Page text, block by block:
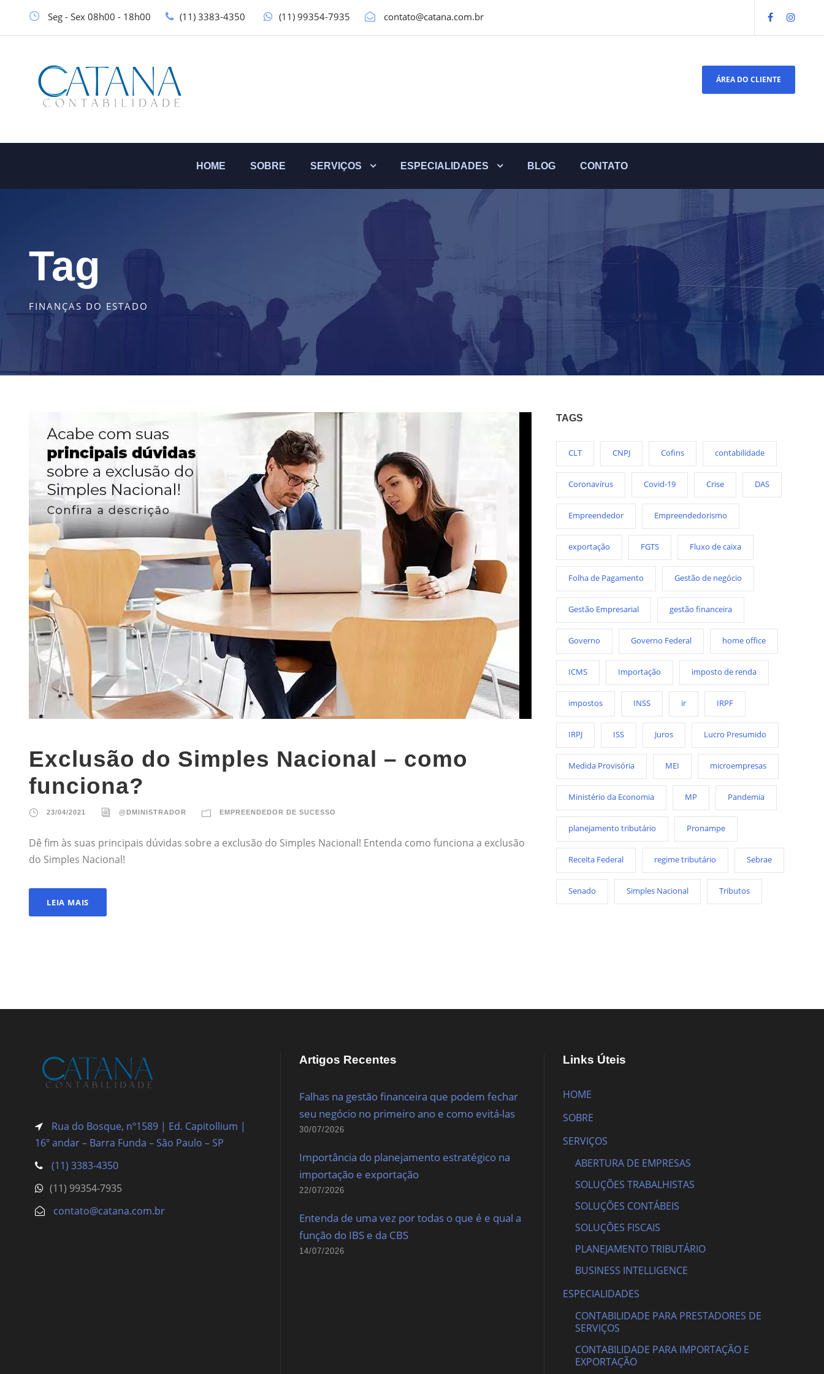
Seg - Sex 08h00 - 18h00 (11) 3383-4350 (11) 99354-7935 contato@catana.com.br
ÁREA DO CLIENTE
HOME SOBRE SERVIÇOS ESPECIALIDADES BLOG CONTATO
Tag
FINANÇAS DO ESTADO
Exclusão do Simples Nacional – como
funciona?
23/04/2021 @DMINISTRADOR EMPREENDEDOR DE SUCESSO
Dê fim às suas principais dúvidas sobre a exclusão do Simples Nacional! Entenda como funciona a exclusão
do Simples Nacional!
LEIA MAIS
TAGS
CLT CNPJ Cofins contabilidade
Coronavírus Covid-19 Crise DAS
Empreendedor Empreendedorismo
exportação FGTS Fluxo de caixa
Folha de Pagamento Gestão de negócio
Gestão Empresarial gestão financeira
Governo Governo Federal home office
ICMS Importação imposto de renda
impostos INSS ir IRPF
IRPJ ISS Juros Lucro Presumido
Medida Provisória MEI microempresas
Ministério da Economia MP Pandemia
planejamento tributário Pronampe
Receita Federal regime tributário Sebrae
Senado Simples Nacional Tributos
Rua do Bosque, nº1589 | Ed. Capitollium |
16º andar – Barra Funda – São Paulo – SP
(11) 3383-4350
(11) 99354-7935
contato@catana.com.br
Artigos Recentes
Falhas na gestão financeira que podem fechar
seu negócio no primeiro ano e como evitá-las
30/07/2026
Importância do planejamento estratégico na
importação e exportação
22/07/2026
Entenda de uma vez por todas o que é e qual a
função do IBS e da CBS
14/07/2026
Links Úteis
HOME
SOBRE
SERVIÇOS
ABERTURA DE EMPRESAS
SOLUÇÕES TRABALHISTAS
SOLUÇÕES CONTÁBEIS
SOLUÇÕES FISCAIS
PLANEJAMENTO TRIBUTÁRIO
BUSINESS INTELLIGENCE
ESPECIALIDADES
CONTABILIDADE PARA PRESTADORES DE
SERVIÇOS
CONTABILIDADE PARA IMPORTAÇÃO E
EXPORTAÇÃO